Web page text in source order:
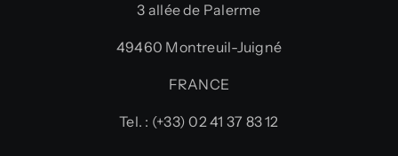
3 allée de Palerme
49460 Montreuil-Juigné
FRANCE
Tel. : (+33) 02 41 37 83 12